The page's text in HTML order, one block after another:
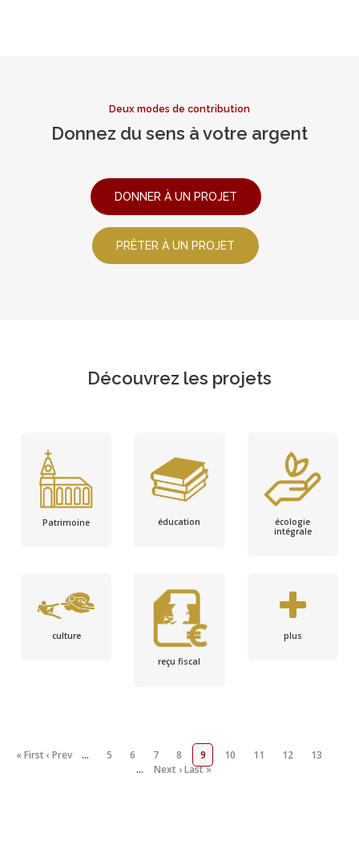
Deux modes de contribution
Donnez du sens à votre argent
DONNER À UN PROJET
PRÊTER À UN PROJET
Découvrez les projets
Patrimoine éducation
écologie
intégrale
culture
reçu fiscal
plus
« First ‹ Prev … 5 6 7 8 9 10 11 12
13
…
Next › Last »